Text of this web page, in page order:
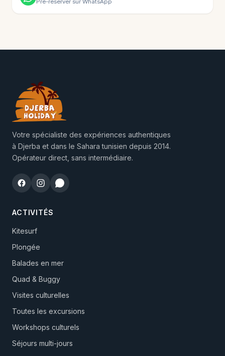
Pré-réserver sur WhatsApp
Votre spécialiste des expériences authentiques
à Djerba et dans le Sahara tunisien depuis 2014.
Opérateur direct, sans intermédiaire.
ACTIVITÉS
Kitesurf
Plongée
Balades en mer
Quad & Buggy
Visites culturelles
Toutes les excursions
Workshops culturels
Séjours multi-jours